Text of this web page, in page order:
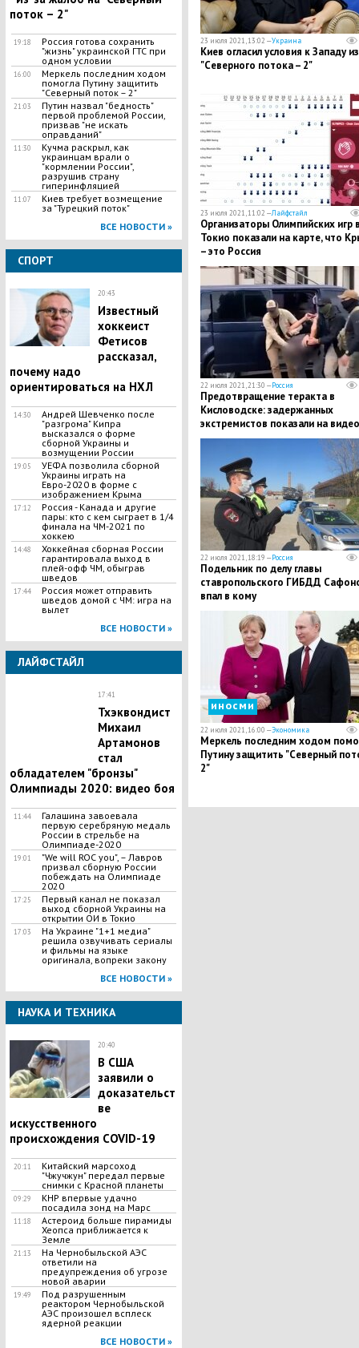
поток – 2"
19:18
Россия готова сохранить
"жизнь" украинской ГТС при
одном условии
16:00
Меркель последним ходом
помогла Путину защитить
"Северный поток – 2"
21:03
Путин назвал "бедность"
первой проблемой России,
призвав "не искать
оправданий"
11:30
Кучма раскрыл, как
украинцам врали о
"кормлении России",
разрушив страну
гиперинфляцией
11:07
Киев требует возмещение
за "Турецкий поток"
ВСЕ НОВОСТИ »
СПОРТ
20:43
Известный
хоккеист
Фетисов
рассказал,
почему надо
ориентироваться на НХЛ
14:30
Андрей Шевченко после
"разгрома" Кипра
высказался о форме
сборной Украины и
возмущении России
19:05
УЕФА позволила сборной
Украины играть на
Евро-2020 в форме с
изображением Крыма
17:12
Россия - Канада и другие
пары: кто с кем сыграет в 1/4
финала на ЧМ-2021 по
хоккею
14:48
Хоккейная сборная России
гарантировала выход в
плей-офф ЧМ, обыграв
шведов
17:44
Россия может отправить
шведов домой с ЧМ: игра на
вылет
ВСЕ НОВОСТИ »
ЛАЙФСТАЙЛ
17:41
Тхэквондист
Михаил
Артамонов
стал
обладателем "бронзы"
Олимпиады 2020: видео боя
11:44
Галашина завоевала
первую серебряную медаль
России в стрельбе на
Олимпиаде-2020
19:01
"We will ROC you", – Лавров
призвал сборную России
побеждать на Олимпиаде
2020
17:25
Первый канал не показал
выход сборной Украины на
открытии ОИ в Токио
17:03
На Украине "1+1 медиа"
решила озвучивать сериалы
и фильмы на языке
оригинала, вопреки закону
ВСЕ НОВОСТИ »
НАУКА И ТЕХНИКА
20:40
В США
заявили о
доказательст
ве
искусственного
происхождения COVID-19
20:11
Китайский марсоход
"Чжучжун" передал первые
снимки с Красной планеты
09:29
КНР впервые удачно
посадила зонд на Марс
11:18
Астероид больше пирамиды
Хеопса приближается к
Земле
21:13
На Чернобыльской АЭС
ответили на
предупреждения об угрозе
новой аварии
19:49
Под разрушенным
реактором Чернобыльской
АЭС произошел всплеск
ядерной реакции
ВСЕ НОВОСТИ »
23 июля 2021, 13:02 —Украина
Киев огласил условия к Западу
"Северного потока – 2"
23 июля 2021, 11:02 —Лайфстайл
Организаторы Олимпийских игр
Токио показали на карте, что
– это Россия
22 июля 2021, 21:30 —Россия
Предотвращение теракта в
Кисловодске: задержанных
экстремистов показали на видео
22 июля 2021, 18:19 —Россия
Подельник по делу главы
ставропольского ГИБДД
впал в кому
иносми
22 июля 2021, 16:00 —Экономика
Меркель последним ходом
Путину защитить "Северный
2"